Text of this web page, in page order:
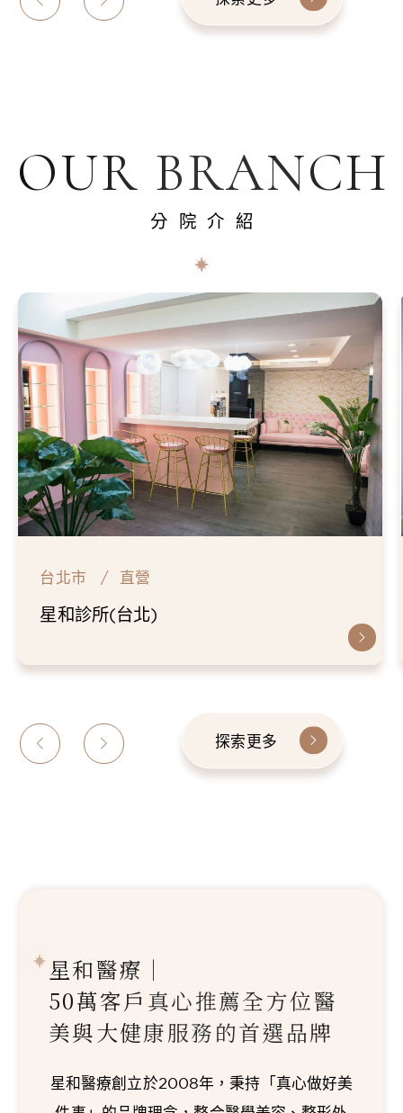
OUR BRANCH
分院介紹
台北市 直營
星和診所(台北)
探索更多
星和醫療｜
50萬客戶真心推薦全方位醫
美與大健康服務的首選品牌
星和醫療創立於2008年，秉持「真心做好美